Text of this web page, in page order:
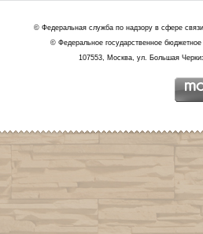
© Федеральная служба по надзору в сфере
© Федеральное государственное
107553, Москва, ул. Большая